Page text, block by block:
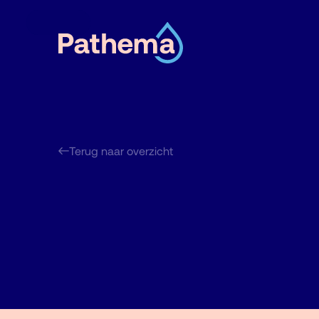
Terug naar overzicht